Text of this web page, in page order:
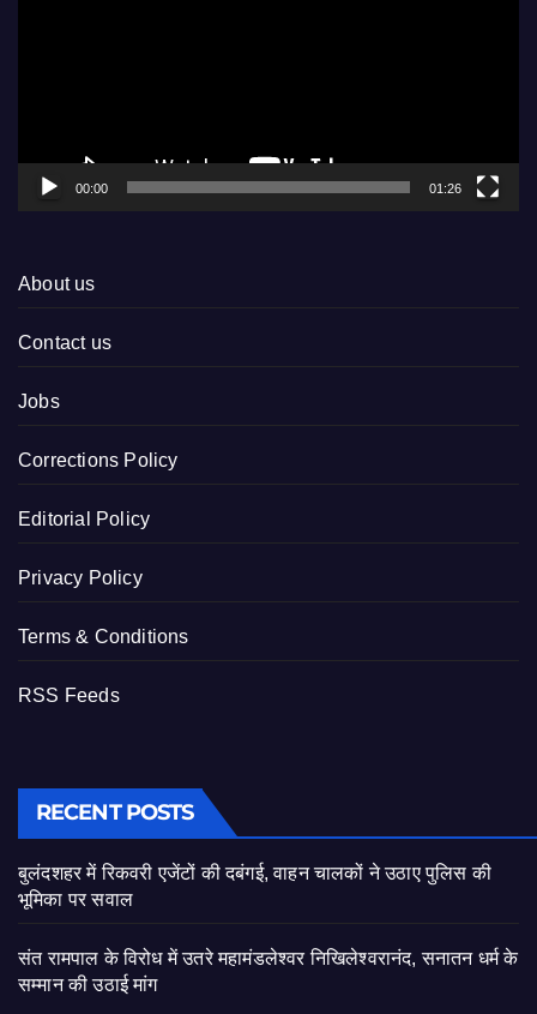
00:00 01:26
About us
Contact us
Jobs
Corrections Policy
Editorial Policy
Privacy Policy
Terms & Conditions
RSS Feeds
RECENT POSTS
बुलंदशहर में रिकवरी एजेंटों की दबंगई, वाहन चालकों ने उठाए पुलिस की
भूमिका पर सवाल
संत रामपाल के विरोध में उतरे महामंडलेश्वर निखिलेश्वरानंद, सनातन धर्म के
सम्मान की उठाई मांग